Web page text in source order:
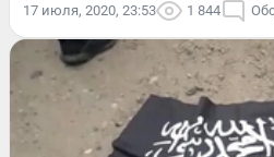
17 июля, 2020, 23:53 1 844